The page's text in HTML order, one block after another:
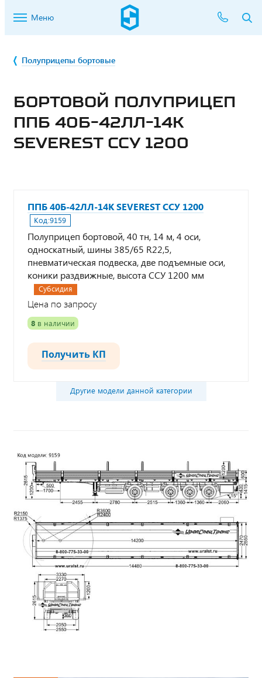
Меню
Полуприцепы бортовые
БОРТОВОЙ ПОЛУПРИЦЕП
ППБ 40Б-42ЛЛ-14К
SEVEREST ССУ 1200
ППБ 40Б-42ЛЛ-14К SEVEREST ССУ 1200
Код:9159
Полуприцеп бортовой, 40 тн, 14 м, 4 оси,
односкатный, шины 385/65 R22,5,
пневматическая подвеска, две подъемные оси,
коники раздвижные, высота ССУ 1200 мм
Субсидия
Цена по запросу
8 в наличии
Получить КП
Другие модели данной категории